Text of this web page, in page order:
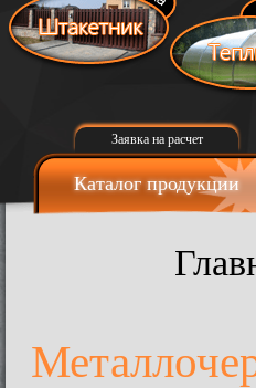
Заявка на расчет
Каталог продукции